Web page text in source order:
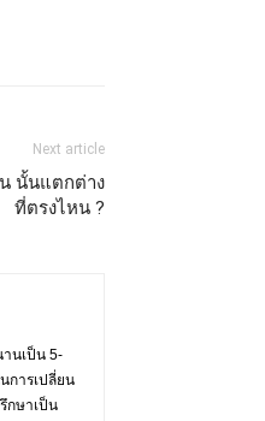
Next article
นั้นแตกต่าง
ที่ตรงไหน ?
นเป็น 5-
การเปลี่ยน
กษาเป็น